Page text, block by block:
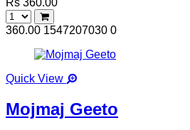
Rs 360.00
360.00 1547207030 0
Quick View
Mojmaj Geeto